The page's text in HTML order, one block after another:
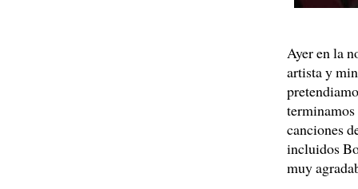
Ayer en la
artista y
canciones
incluidos
muy